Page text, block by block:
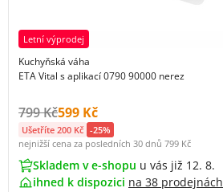
Letní výprodej
Kuchyňská váha
ETA Vital s aplikací 0790 90000 nerez
Původní cena s DPH:
799 KčCena s DPH:
599 Kč
Ušetříte 200 Kč -25%
nejnižší cena za posledních 30 dnů 799 Kč
Skladem v e-shopu u vás již 12. 8.
ihned k dispozici na 38 prodejnách